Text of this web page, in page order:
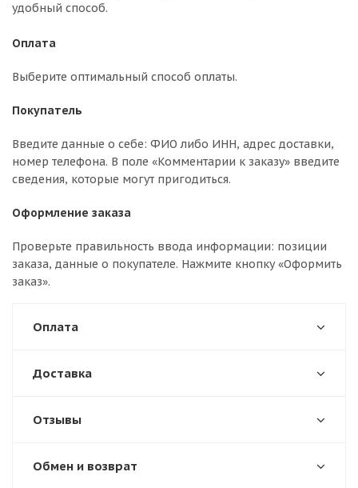
удобный способ.
Оплата
Выберите оптимальный способ оплаты.
Покупатель
Введите данные о себе: ФИО либо ИНН, адрес доставки,
номер телефона. В поле «Комментарии к заказу» введите
сведения, которые могут пригодиться.
Оформление заказа
Проверьте правильность ввода информации: позиции
заказа, данные о покупателе. Нажмите кнопку «Оформить
заказ».
Оплата
Доставка
Отзывы
Обмен и возврат